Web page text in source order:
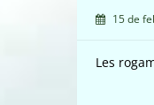
15 de
Les